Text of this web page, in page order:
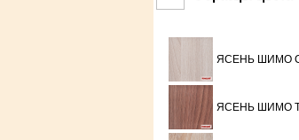
ЯСЕНЬ ШИМО
ЯСЕНЬ ШИМО